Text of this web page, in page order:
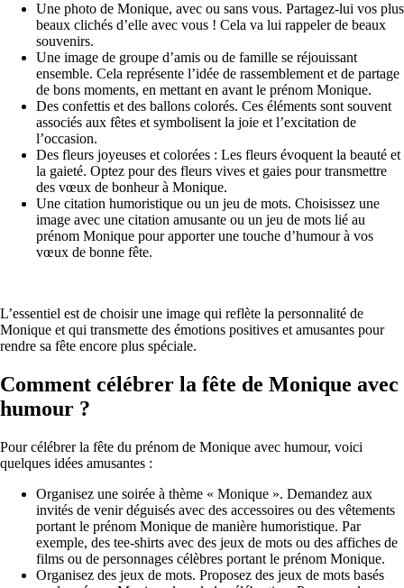
Une photo de Monique, avec ou sans vous. Partagez-lui vos plus
beaux clichés d’elle avec vous ! Cela va lui rappeler de beaux
souvenirs.
Une image de groupe d’amis ou de famille se réjouissant
ensemble. Cela représente l’idée de rassemblement et de partage
de bons moments, en mettant en avant le prénom Monique.
Des confettis et des ballons colorés. Ces éléments sont souvent
associés aux fêtes et symbolisent la joie et l’excitation de
l’occasion.
Des fleurs joyeuses et colorées : Les fleurs évoquent la beauté et
la gaieté. Optez pour des fleurs vives et gaies pour transmettre
des vœux de bonheur à Monique.
Une citation humoristique ou un jeu de mots. Choisissez une
image avec une citation amusante ou un jeu de mots lié au
prénom Monique pour apporter une touche d’humour à vos
vœux de bonne fête.
L’essentiel est de choisir une image qui reflète la personnalité de
Monique et qui transmette des émotions positives et amusantes pour
rendre sa fête encore plus spéciale.
Comment célébrer la fête de Monique avec
humour ?
Pour célébrer la fête du prénom de Monique avec humour, voici
quelques idées amusantes :
Organisez une soirée à thème « Monique ». Demandez aux
invités de venir déguisés avec des accessoires ou des vêtements
portant le prénom Monique de manière humoristique. Par
exemple, des tee-shirts avec des jeux de mots ou des affiches de
films ou de personnages célèbres portant le prénom Monique.
Organisez des jeux de mots. Proposez des jeux de mots basés